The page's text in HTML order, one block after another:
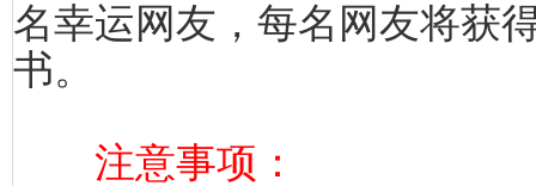
名幸运网友，每名网友将获
书。
注意事项：